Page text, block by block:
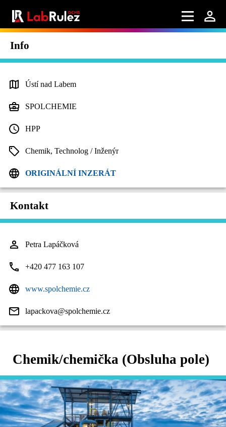
Info
Ústí nad Labem
SPOLCHEMIE
HPP
Chemik, Technolog / Inženýr
ORIGINÁLNÍ INZERÁT
Kontakt
Petra Lapáčková
+420 477 163 107
www.spolchemie.cz
lapackova@spolchemie.cz
Chemik/chemička (Obsluha pole)